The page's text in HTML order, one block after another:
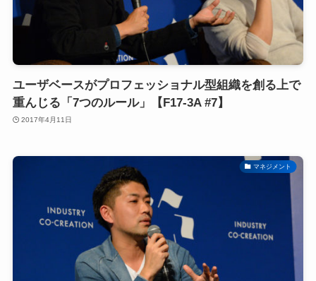
ユーザベースがプロフェッショナル型組織を創る上で
重んじる「7つのルール」【F17-3A #7】
2017年4月11日
マネジメント